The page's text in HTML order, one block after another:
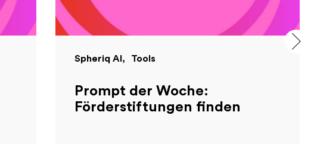
Spheriq AI Tools
Prompt der Woche:
Förderstiftungen finden